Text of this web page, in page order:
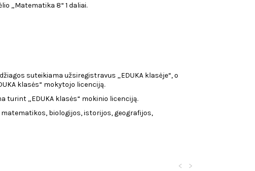
„Matematika 8“ 1 daliai.
suteikiama užsiregistravus „EDUKA klasėje“, o
klasės“ mokytojo licenciją.
turint „EDUKA klasės“ mokinio licenciją.
biologijos, istorijos, geografijos,
>
<